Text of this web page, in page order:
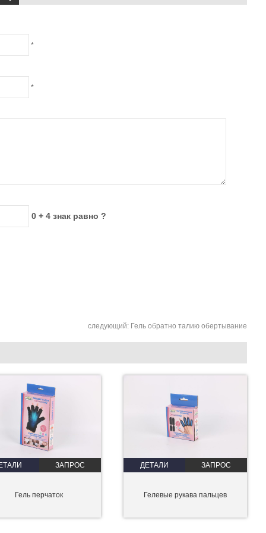
*
*
0 + 4 знак равно ?
следующий: Гель обратно талию обертывание
ЗАПРОС
Гель перчаток
ДЕТАЛИ ЗАПРОС
Гелевые рукава пальцев